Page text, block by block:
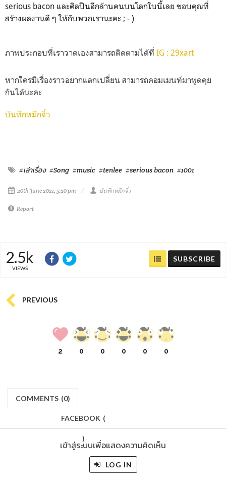
serious bacon และศิลปินอีกล้านคนบนโลกใบนี้เลย ขอบคุณที่
สร้างผลงานดี ๆ ให้กับพวกเรานะคะ ; - )
ภาพประกอบที่เราวาดเองสามารถติดตามได้ที่ IG : 29xart
หากใครมีเรื่องราวอยากแลกเปลี่ยน สามารถคอมเมนท์มาพูดคุย
กันได้นะคะ
บันทึกหมึกจิ๋ว
#เล่าเรื่อง #Song #music #tenlee #serious bacon #1001
20th June 2021, 5:20 pm บันทึกหมึกจิ๋ว
Report
2.5k
VIEWS
SUBSCRIBE
PREVIOUS
2 0 0 0 0 0
COMMENTS (0)
FACEBOOK (
)
เข้าสู่ระบบเพื่อแสดงความคิดเห็น
LOG IN